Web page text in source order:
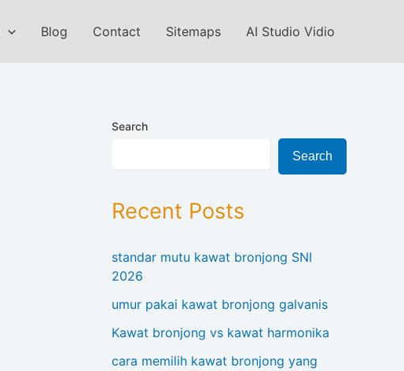
Blog Contact Sitemaps AI Studio Vidio
Search
Search
Recent Posts
standar mutu kawat bronjong SNI
2026
umur pakai kawat bronjong galvanis
Kawat bronjong vs kawat harmonika
cara memilih kawat bronjong yang